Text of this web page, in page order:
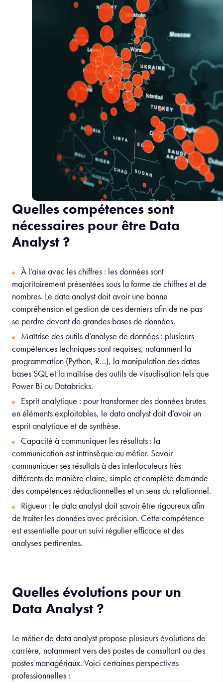
Quelles compétences sont
nécessaires pour être Data
Analyst ?
À l’aise avec les chiffres : les données sont
majoritairement présentées sous la forme de chiffres et de
nombres. Le data analyst doit avoir une bonne
compréhension et gestion de ces derniers afin de ne pas
se perdre devant de grandes bases de données.
Maîtrise des outils d’analyse de données : plusieurs
compétences techniques sont requises, notamment la
programmation (Python, R…), la manipulation des datas
bases SQL et la maîtrise des outils de visualisation tels que
Power Bi ou Databricks.
Esprit analytique : pour transformer des données brutes
en éléments exploitables, le data analyst doit d’avoir un
esprit analytique et de synthèse.
Capacité à communiquer les résultats : la
communication est intrinsèque au métier. Savoir
communiquer ses résultats à des interlocuteurs très
différents de manière claire, simple et complète demande
des compétences rédactionnelles et un sens du relationnel.
Rigueur : le data analyst doit savoir être rigoureux afin
de traiter les données avec précision. Cette compétence
est essentielle pour un suivi régulier efficace et des
analyses pertinentes.
Quelles évolutions pour un
Data Analyst ?
Le métier de data analyst propose plusieurs évolutions de
carrière, notamment vers des postes de consultant ou des
postes managériaux. Voici certaines perspectives
professionnelles :